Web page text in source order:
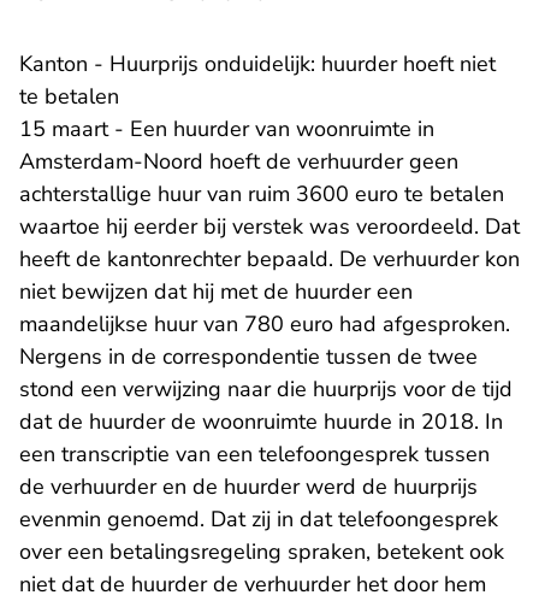
Kanton - Huurprijs onduidelijk: huurder hoeft niet
te betalen
15 maart - Een huurder van woonruimte in
Amsterdam-Noord hoeft de verhuurder geen
achterstallige huur van ruim 3600 euro te betalen
waartoe hij eerder bij verstek was veroordeeld. Dat
heeft de kantonrechter bepaald. De verhuurder kon
niet bewijzen dat hij met de huurder een
maandelijkse huur van 780 euro had afgesproken.
Nergens in de correspondentie tussen de twee
stond een verwijzing naar die huurprijs voor de tijd
dat de huurder de woonruimte huurde in 2018. In
een transcriptie van een telefoongesprek tussen
de verhuurder en de huurder werd de huurprijs
evenmin genoemd. Dat zij in dat telefoongesprek
over een betalingsregeling spraken, betekent ook
niet dat de huurder de verhuurder het door hem